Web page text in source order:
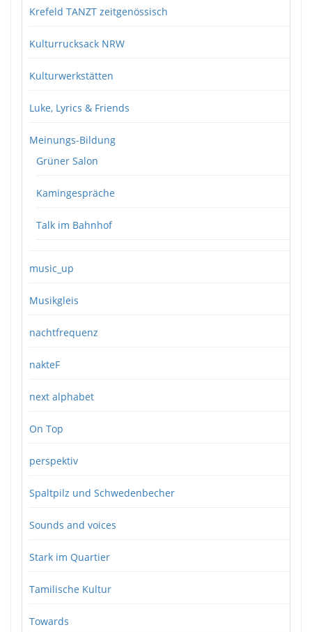
Krefeld TANZT zeitgenössisch
Kulturrucksack NRW
Kulturwerkstätten
Luke, Lyrics & Friends
Meinungs-Bildung
Grüner Salon
Kamingespräche
Talk im Bahnhof
music_up
Musikgleis
nachtfrequenz
nakteF
next alphabet
On Top
perspektiv
Spaltpilz und Schwedenbecher
Sounds and voices
Stark im Quartier
Tamilische Kultur
Towards